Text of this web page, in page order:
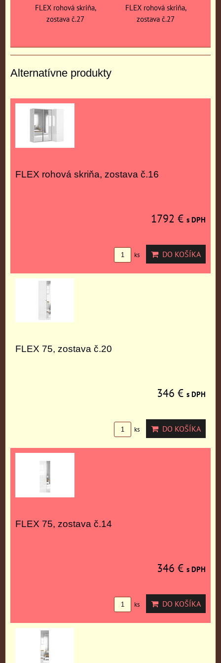
FLEX rohová skriňa,
zostava č.27
FLEX rohová skriňa,
zostava č.27
Alternatívne produkty
FLEX rohová skriňa, zostava č.16
1792 € s DPH
ks DO KOŠÍKA
FLEX 75, zostava č.20
346 € s DPH
ks DO KOŠÍKA
FLEX 75, zostava č.14
346 € s DPH
ks DO KOŠÍKA